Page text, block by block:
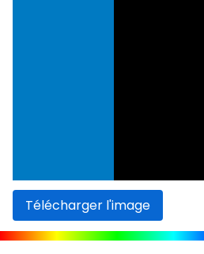
Télécharger l'image